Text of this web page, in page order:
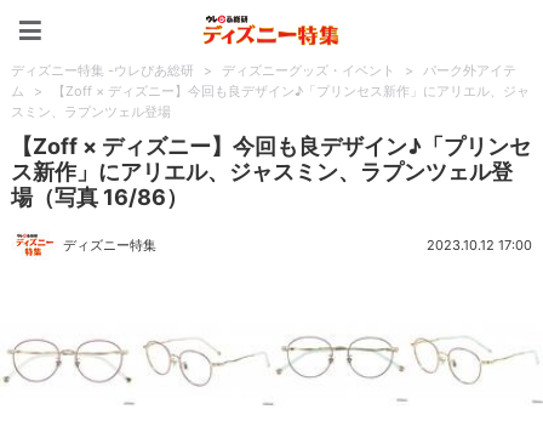
ディズニー特集 -ウレぴあ総研 > ディズニーグッズ・イベント >
パーク外アイテ
ム
>
【Zoff × ディズニー】今回も良デザイン♪「プリンセス新作」にアリエル、ジャ
スミン、ラプンツェル登場
【Zoff × ディズニー】今回も良デザイン♪「プリンセ
ス新作」にアリエル、ジャスミン、ラプンツェル登
場（写真 16/86）
ディズニー特集 2023.10.12 17:00